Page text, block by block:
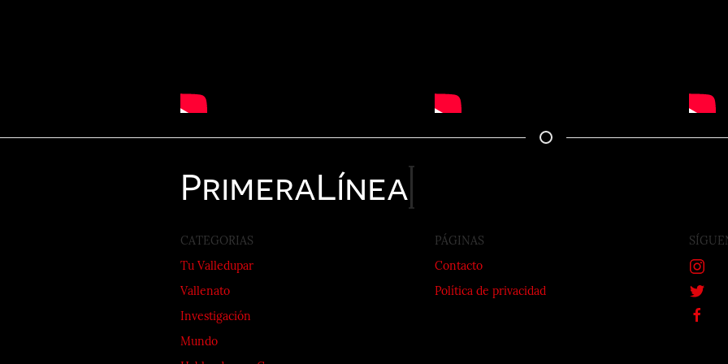
PrimeraLínea
CATEGORIAS
Tu Valledupar
Vallenato
Investigación
Mundo
PÁGINAS
Contacto
Política de privacidad